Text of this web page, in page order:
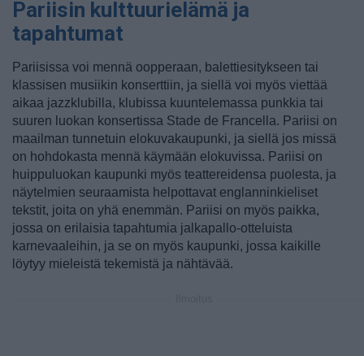
Pariisin kulttuurielämä ja
tapahtumat
Pariisissa voi mennä oopperaan, balettiesitykseen tai
klassisen musiikin konserttiin, ja siellä voi myös viettää
aikaa jazzklubilla, klubissa kuuntelemassa punkkia tai
suuren luokan konsertissa Stade de Francella. Pariisi on
maailman tunnetuin elokuvakaupunki, ja siellä jos missä
on hohdokasta mennä käymään elokuvissa. Pariisi on
huippuluokan kaupunki myös teattereidensa puolesta, ja
näytelmien seuraamista helpottavat englanninkieliset
tekstit, joita on yhä enemmän. Pariisi on myös paikka,
jossa on erilaisia tapahtumia jalkapallo-otteluista
karnevaaleihin, ja se on myös kaupunki, jossa kaikille
löytyy mieleistä tekemistä ja nähtävää.